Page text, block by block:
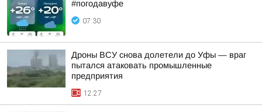
#погодавуфе
07:30
Дроны ВСУ снова долетели до Уфы — враг
пытался атаковать промышленные
предприятия
12:27